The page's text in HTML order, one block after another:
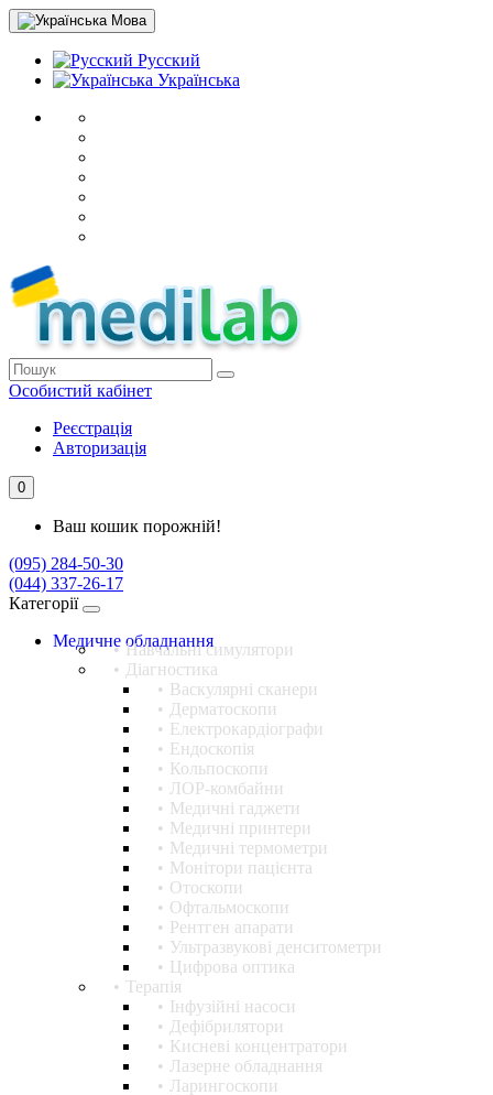
Мова
Русский
Українська
Особистий кабінет
Реєстрація
Авторизація
0
Ваш кошик порожній!
(095) 284-50-30
(044) 337-26-17
Категорії
Медичне обладнання
Навчальні симулятори
Діагностика
Васкулярні сканери
Дерматоскопи
Електрокардіографи
Ендоскопія
Кольпоскопи
ЛОР-комбайни
Медичні гаджети
Медичні принтери
Медичні термометри
Монітори пацієнта
Отоскопи
Офтальмоскопи
Рентген апарати
Ультразвукові денситометри
Цифрова оптика
Терапія
Інфузійні насоси
Дефібрилятори
Кисневі концентратори
Лазерне обладнання
Ларингоскопи